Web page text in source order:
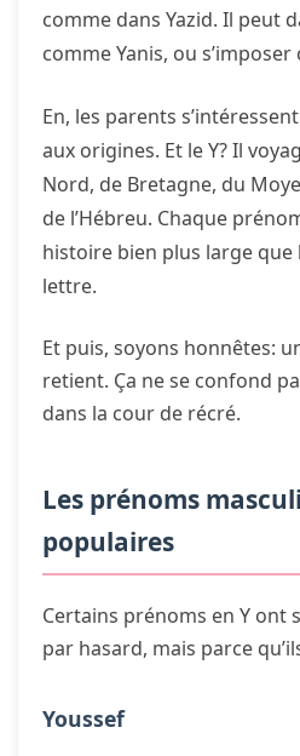
comme dans Yazid. Il peut
comme Yanis, ou
En, les parents
aux origines. Et le Y? Il
Nord, de Bretagne, du
de l’Hébreu. Chaque
histoire bien plus large que
lettre.
Et puis, soyons honnêtes:
retient. Ça ne se confond
dans la cour de récré.
Les prénoms
populaires
Certains prénoms en Y ont
par hasard, mais parce
Youssef